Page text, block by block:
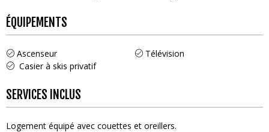
ÉQUIPEMENTS
Ascenseur
Télévision
Casier à skis privatif
SERVICES INCLUS
Logement équipé avec couettes et oreillers